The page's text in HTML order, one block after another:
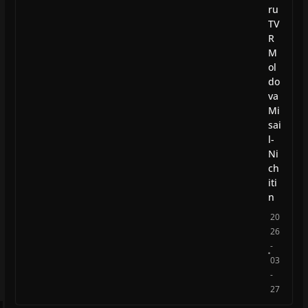
ru
TV
R
M
ol
do
va
Mi
sai
l-
Ni
ch
iti
n
20
26
-
03
-
27